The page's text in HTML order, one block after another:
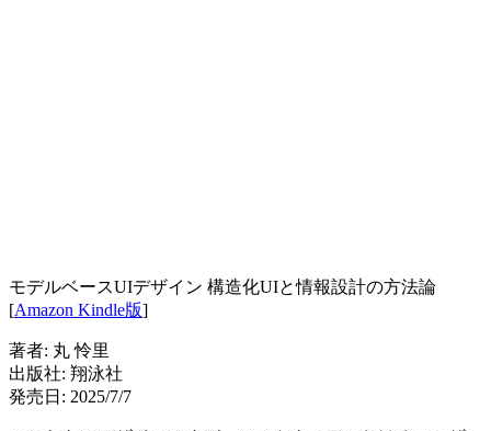
モデルベースUIデザイン 構造化UIと情報設計の方法論
[Amazon Kindle版]
著者: 丸 怜里
出版社: 翔泳社
発売日: 2025/7/7